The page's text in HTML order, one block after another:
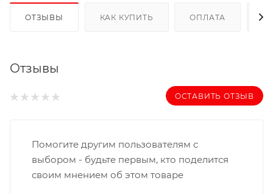
ОТЗЫВЫ КАК КУПИТЬ ОПЛАТА
Отзывы
ОСТАВИТЬ ОТЗЫВ
Помогите другим пользователям с
выбором - будьте первым, кто поделится
своим мнением об этом товаре